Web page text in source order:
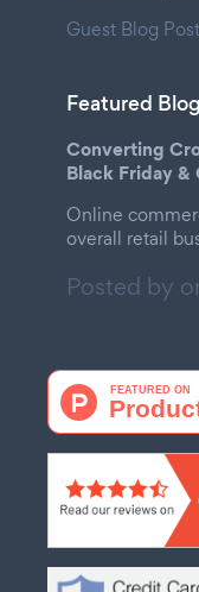
Guest Blog Post
Featured
Converting
Black Friday
Online
overall retail
Posted by